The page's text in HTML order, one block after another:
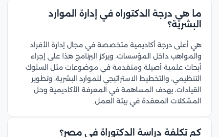
ما هي درجة الدكتوراه في إدارة الموارد
البشرية؟
هي أعلى درجة أكاديمية متخصصة في مجال إدارة الأفراد
والمواهب داخل المؤسسات، ويركز البرنامج هذا على إجراء
أبحاث علمية أصيلة ومتقدمة في موضوعات مثل السلوك
التنظيمي، والتخطيط الاستراتيجي للموارد البشرية، وتطوير
القيادات، بهدف المساهمة في المعرفة الأكاديمية وحل
المشكلات المعقدة في بيئة العمل.
كم تكلفة دراسة الدكتوراة في مصر؟